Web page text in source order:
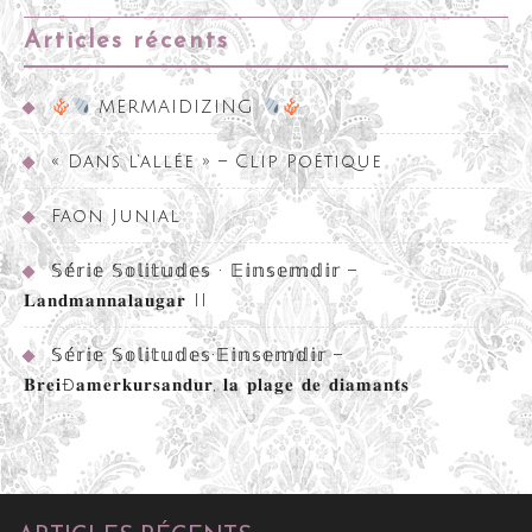
Articles récents
MERMAIDIZING
« Dans l’allée » – Clip Poétique
Faon Junial
𝕊𝕖́𝕣𝕚𝕖 𝕊𝕠𝕝𝕚𝕥𝕦𝕕𝕖𝕤 • 𝔼𝕚𝕟𝕤𝕖𝕞𝕕𝕚𝕣 –
𝐋𝐚𝐧𝐝𝐦𝐚𝐧𝐧𝐚𝐥𝐚𝐮𝐠𝐚𝐫 II
𝕊𝕖́𝕣𝕚𝕖 𝕊𝕠𝕝𝕚𝕥𝕦𝕕𝕖𝕤•𝔼𝕚𝕟𝕤𝕖𝕞𝕕𝕚𝕣 –
𝐁𝐫𝐞𝐢ð𝐚𝐦𝐞𝐫𝐤𝐮𝐫𝐬𝐚𝐧𝐝𝐮𝐫, 𝐥𝐚 𝐩𝐥𝐚𝐠𝐞 𝐝𝐞 𝐝𝐢𝐚𝐦𝐚𝐧𝐭𝐬